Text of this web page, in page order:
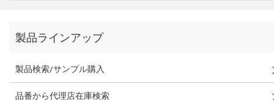
製品ラインアップ
製品検索/サンプル購入
品番から代理店在庫検索